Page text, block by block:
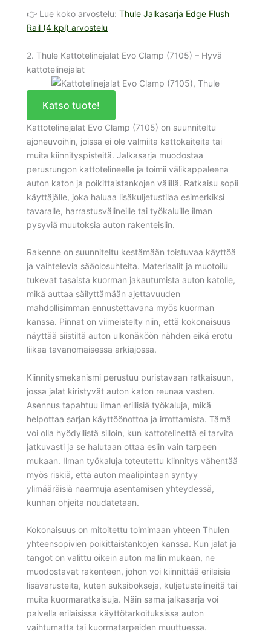
👉 Lue koko arvostelu: Thule Jalkasarja Edge Flush
Rail (4 kpl) arvostelu
2. Thule Kattotelinejalat Evo Clamp (7105) – Hyvä
kattotelinejalat
Katso tuote!
Kattotelinejalat Evo Clamp (7105) on suunniteltu
ajoneuvoihin, joissa ei ole valmiita kattokaiteita tai
muita kiinnityspisteitä. Jalkasarja muodostaa
perusrungon kattotelineelle ja toimii välikappaleena
auton katon ja poikittaistankojen välillä. Ratkaisu sopii
käyttäjälle, joka haluaa lisäkuljetustilaa esimerkiksi
tavaralle, harrastusvälineille tai työkaluille ilman
pysyviä muutoksia auton rakenteisiin.
Rakenne on suunniteltu kestämään toistuvaa käyttöä
ja vaihtelevia sääolosuhteita. Materiaalit ja muotoilu
tukevat tasaista kuorman jakautumista auton katolle,
mikä auttaa säilyttämään ajettavuuden
mahdollisimman ennustettavana myös kuorman
kanssa. Pinnat on viimeistelty niin, että kokonaisuus
näyttää siistiltä auton ulkonäköön nähden eikä erotu
liikaa tavanomaisessa arkiajossa.
Kiinnitysmekanismi perustuu puristavaan ratkaisuun,
jossa jalat kiristyvät auton katon reunaa vasten.
Asennus tapahtuu ilman erillisiä työkaluja, mikä
helpottaa sarjan käyttöönottoa ja irrottamista. Tämä
voi olla hyödyllistä silloin, kun kattotelinettä ei tarvita
jatkuvasti ja se halutaan ottaa esiin vain tarpeen
mukaan. Ilman työkaluja toteutettu kiinnitys vähentää
myös riskiä, että auton maalipintaan syntyy
ylimääräisiä naarmuja asentamisen yhteydessä,
kunhan ohjeita noudatetaan.
Kokonaisuus on mitoitettu toimimaan yhteen Thulen
yhteensopivien poikittaistankojen kanssa. Kun jalat ja
tangot on valittu oikein auton mallin mukaan, ne
muodostavat rakenteen, johon voi kiinnittää erilaisia
lisävarusteita, kuten suksibokseja, kuljetustelineitä tai
muita kuormaratkaisuja. Näin sama jalkasarja voi
palvella erilaisissa käyttötarkoituksissa auton
vaihtumatta tai kuormatarpeiden muuttuessa.